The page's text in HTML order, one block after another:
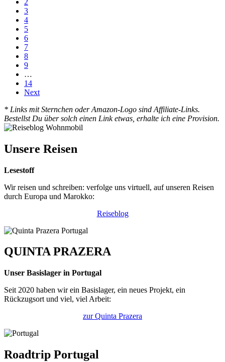
3
4
5
6
7
8
9
…
14
Next
* Links mit Sternchen oder Amazon-Logo sind Affiliate-Links.
Bestellst Du über solch einen Link etwas, erhalte ich eine Provision.
Unsere Reisen
Lesestoff
Wir reisen und schreiben: verfolge uns virtuell, auf unseren Reisen
durch Europa und Marokko:
Reiseblog
QUINTA PRAZERA
Unser Basislager in Portugal
Seit 2020 haben wir ein Basislager, ein neues Projekt, ein
Rückzugsort und viel, viel Arbeit:
zur Quinta Prazera
Roadtrip Portugal